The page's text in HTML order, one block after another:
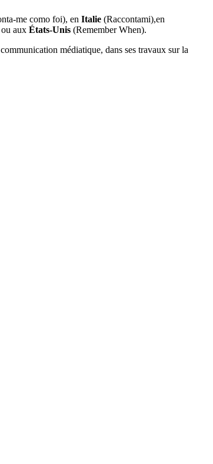
me como foi), en Italie (Raccontami),en
aux États-Unis (Remember When).
médiatique, dans ses travaux sur la